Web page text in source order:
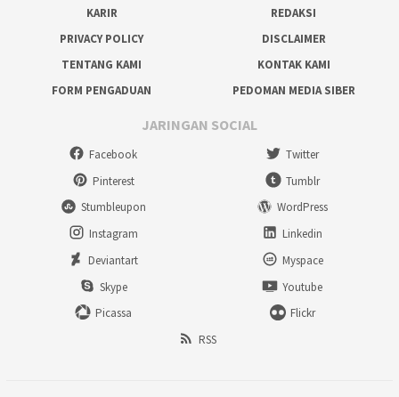
KARIR
REDAKSI
PRIVACY POLICY
DISCLAIMER
TENTANG KAMI
KONTAK KAMI
FORM PENGADUAN
PEDOMAN MEDIA SIBER
JARINGAN SOCIAL
Facebook
Twitter
Pinterest
Tumblr
Stumbleupon
WordPress
Instagram
Linkedin
Deviantart
Myspace
Skype
Youtube
Picassa
Flickr
RSS